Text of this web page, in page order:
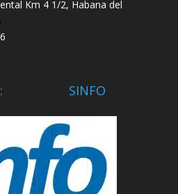
Km 4 1/2, Habana del
por: SINFO